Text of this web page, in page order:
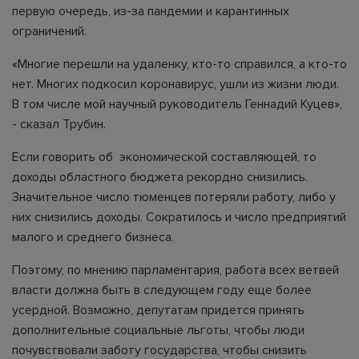
первую очередь, из-за пандемии и карантинных
ограничений.
«Многие перешли на удаленку, кто-то справился, а кто-то
нет. Многих подкосил коронавирус, ушли из жизни люди.
В том числе мой научный руководитель Геннадий Куцев»,
- сказал Трубин.
Если говорить об экономической составляющей, то
доходы областного бюджета рекордно снизились.
Значительное число тюменцев потеряли работу, либо у
них снизились доходы. Сократилось и число предприятий
малого и среднего бизнеса.
Поэтому, по мнению парламентария, работа всех ветвей
власти должна быть в следующем году еще более
усердной. Возможно, депутатам придется принять
дополнительные социальные льготы, чтобы люди
почувствовали заботу государства, чтобы снизить